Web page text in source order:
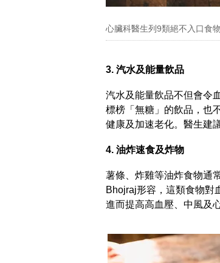
心臟科醫生列9類絕不入口食
3. 汽水及能量飲品
汽水及能量飲品不但會令
標榜「無糖」的飲品，也
健康及加速老化。醫生建
4. 油炸速食及炸物
薯條、炸雞等油炸食物通
Bhojraj形容，這類食物對
進而提高高血壓、中風及